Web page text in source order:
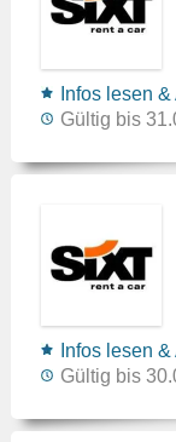
Infos lesen
Gültig bis
Infos lesen
Gültig bis